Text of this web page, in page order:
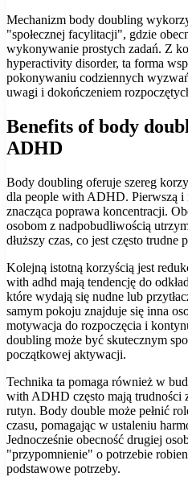
Mechanizm body doubling
"społecznej facylitacji", gdzie
wykonywanie prostych zadań. Z
hyperactivity disorder, ta forma
pokonywaniu codziennych
uwagi i dokończeniem
Benefits of body
ADHD
Body doubling oferuje szereg
dla people with ADHD. Pierwszą i
znacząca poprawa koncentracji.
osobom z nadpobudliwością
dłuższy czas, co jest często trudne
Kolejną istotną korzyścią jest
with adhd mają tendencję do
które wydają się nudne lub
samym pokoju znajduje się inna
motywacja do rozpoczęcia i
doubling może być skutecznym
początkowej aktywacji.
Technika ta pomaga również w
with ADHD często mają trudności
rutyn. Body double może pełnić
czasu, pomagając w ustaleniu
Jednocześnie obecność drugiej
"przypomnienie" o potrzebie
podstawowe potrzeby.